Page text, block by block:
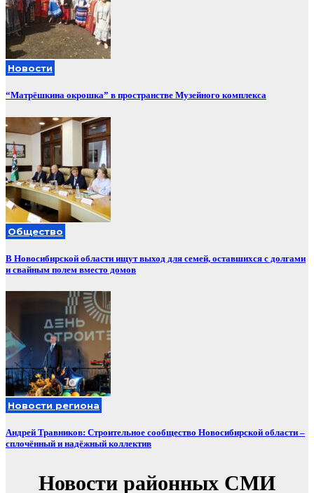
Новости
“Матрёшкина окрошка” в пространстве Музейного комплекса
Общество
В Новосибирской области ищут выход для семей, оставшихся с долгами
и свайным полем вместо домов
Новости региона
Андрей Травников: Строительное сообщество Новосибирской области –
сплочённый и надёжный коллектив